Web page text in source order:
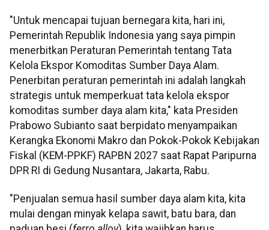
"Untuk mencapai tujuan bernegara kita, hari ini,
Pemerintah Republik Indonesia yang saya pimpin
menerbitkan Peraturan Pemerintah tentang Tata
Kelola Ekspor Komoditas Sumber Daya Alam.
Penerbitan peraturan pemerintah ini adalah langkah
strategis untuk memperkuat tata kelola ekspor
komoditas sumber daya alam kita," kata Presiden
Prabowo Subianto saat berpidato menyampaikan
Kerangka Ekonomi Makro dan Pokok-Pokok Kebijakan
Fiskal (KEM-PPKF) RAPBN 2027 saat Rapat Paripurna
DPR RI di Gedung Nusantara, Jakarta, Rabu.
"Penjualan semua hasil sumber daya alam kita, kita
mulai dengan minyak kelapa sawit, batu bara, dan